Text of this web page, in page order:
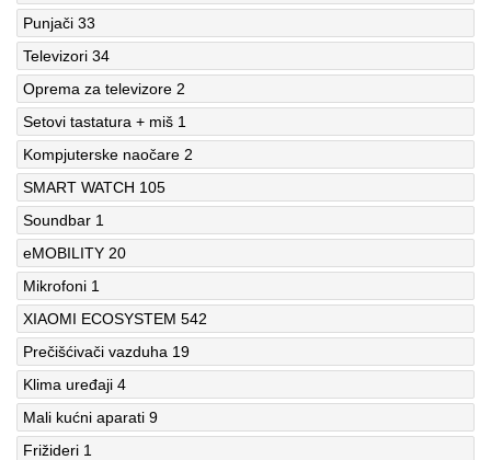
Punjači 33
Televizori 34
Oprema za televizore 2
Setovi tastatura + miš 1
Kompjuterske naočare 2
SMART WATCH 105
Soundbar 1
eMOBILITY 20
Mikrofoni 1
XIAOMI ECOSYSTEM 542
Prečišćivači vazduha 19
Klima uređaji 4
Mali kućni aparati 9
Frižideri 1